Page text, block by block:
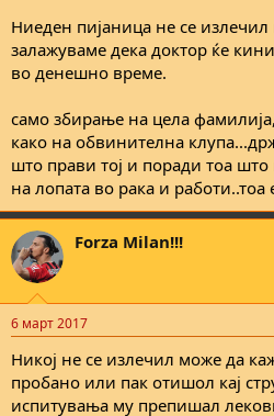
Ниеден пијаница не се излечил
залажуваме дека доктор ќе
во денешно време.
само збирање на цела
како на обвинителна
што прави тој и поради тоа
на лопата во рака и работи..тоа
Forza Milan!!!
6 март 2017
Никој не се излечил може да
пробано или пак отишол кај
испитувања му препишал